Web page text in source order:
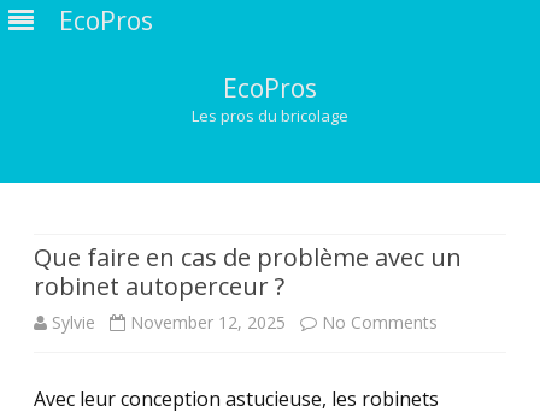
EcoPros
EcoPros
Les pros du bricolage
Que faire en cas de problème avec un
robinet autoperceur ?
Sylvie November 12, 2025 No Comments
faire
Avec leur conception astucieuse, les robinets